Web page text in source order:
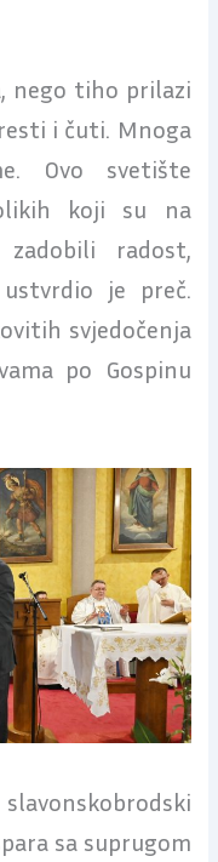
nego tiho prilazi
i čuti. Mnoga
Ovo svetište
koji su na
zadobili radost,
je preč.
svjedočenja
po Gospinu
sa suprugom